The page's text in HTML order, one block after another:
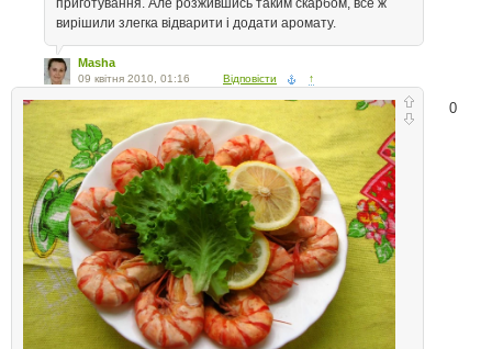
приготування. Але розжившись таким скарбом, все ж
вирішили злегка відварити і додати аромату.
Masha
09 квітня 2010, 01:16 Відповісти ↑
0